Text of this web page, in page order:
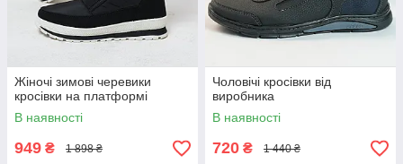
Жіночі зимові черевики
кросівки на платформі
В наявності
949 ₴ 1 898 ₴
Чоловічі кросівки від
виробника
В наявності
720 ₴ 1 440 ₴